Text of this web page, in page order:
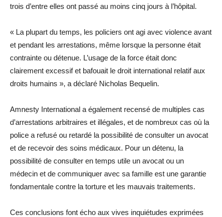
trois d’entre elles ont passé au moins cinq jours à l’hôpital.
« La plupart du temps, les policiers ont agi avec violence avant
et pendant les arrestations, même lorsque la personne était
contrainte ou détenue. L’usage de la force était donc
clairement excessif et bafouait le droit international relatif aux
droits humains », a déclaré Nicholas Bequelin.
Amnesty International a également recensé de multiples cas
d’arrestations arbitraires et illégales, et de nombreux cas où la
police a refusé ou retardé la possibilité de consulter un avocat
et de recevoir des soins médicaux. Pour un détenu, la
possibilité de consulter en temps utile un avocat ou un
médecin et de communiquer avec sa famille est une garantie
fondamentale contre la torture et les mauvais traitements.
Ces conclusions font écho aux vives inquiétudes exprimées